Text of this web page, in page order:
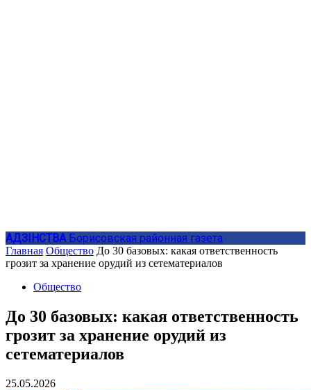
АДЗIНСТВА Борисовская районная газета
Главная Общество До 30 базовых: какая ответственность
грозит за хранение орудий из сетематериалов
Общество
До 30 базовых: какая ответственность
грозит за хранение орудий из
сетематериалов
25.05.2026